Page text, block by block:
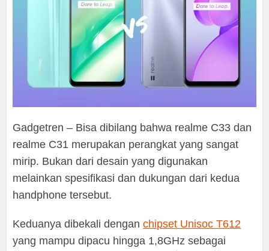
Gadgetren – Bisa dibilang bahwa realme C33 dan
realme C31 merupakan perangkat yang sangat
mirip. Bukan dari desain yang digunakan
melainkan spesifikasi dan dukungan dari kedua
handphone tersebut.
Keduanya dibekali denganchipset Unisoc T612
yang mampu dipacu hingga 1,8GHz sebagai